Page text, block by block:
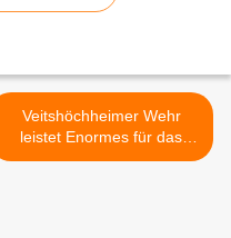
Veitshöchheimer Wehr
leistet Enormes für das
Gemeinwohl - 2012: 66